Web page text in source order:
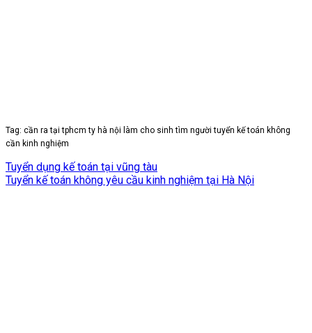
Tag: cần ra tại tphcm ty hà nội làm cho sinh tìm ngườituyển kế toán không
cần kinh nghiệm
Tuyển dụng kế toán tại vũng tàu
Tuyển kế toán không yêu cầu kinh nghiệm tại Hà Nội